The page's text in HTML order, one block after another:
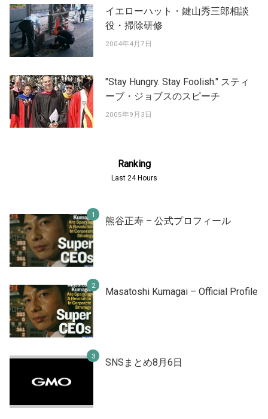
イエローハット・鍵山秀三郎相談
役・掃除研修
2004年4月7日
"Stay Hungry. Stay Foolish." スティ
ーブ・ジョブスのスピーチ
2005年9月3日
Ranking
Last 24 Hours
熊谷正寿 – 公式プロフィール
Masatoshi Kumagai – Official Profile
SNSまとめ8月6日